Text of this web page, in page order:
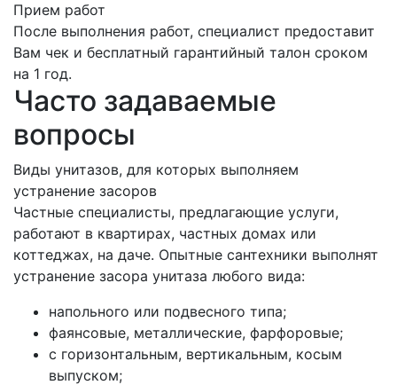
Прием работ
После выполнения работ, специалист предоставит
Вам чек и бесплатный гарантийный талон сроком
на 1 год.
Часто задаваемые
вопросы
Виды унитазов, для которых выполняем
устранение засоров
Частные специалисты, предлагающие услуги,
работают в квартирах, частных домах или
коттеджах, на даче. Опытные сантехники выполнят
устранение засора унитаза любого вида:
напольного или подвесного типа;
фаянсовые, металлические, фарфоровые;
с горизонтальным, вертикальным, косым
выпуском;